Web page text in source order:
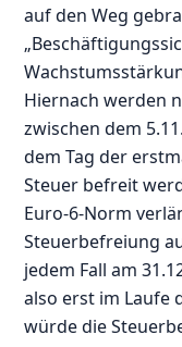
auf den Weg
Hiernach werden
zwischen dem
dem Tag der
Steuer befreit
Euro-6-Norm
Steuerbefreiung
jedem Fall am
also erst im Laufe
würde die